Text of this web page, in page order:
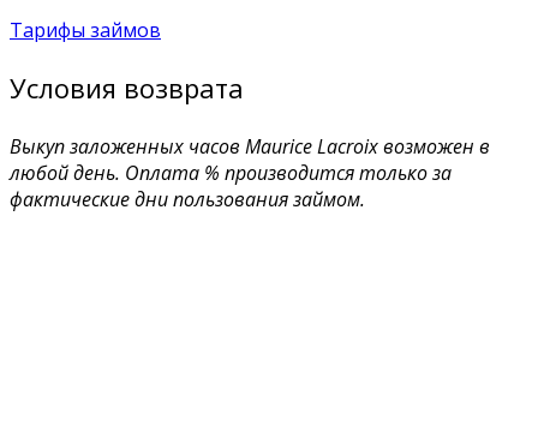
Тарифы займов
Условия возврата
Выкуп заложенных часов Maurice Lacroix возможен в
любой день. Оплата % производится только за
фактические дни пользования займом.